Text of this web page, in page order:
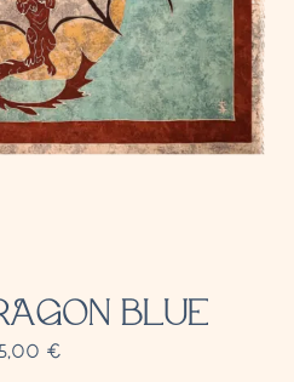
BLUE
€